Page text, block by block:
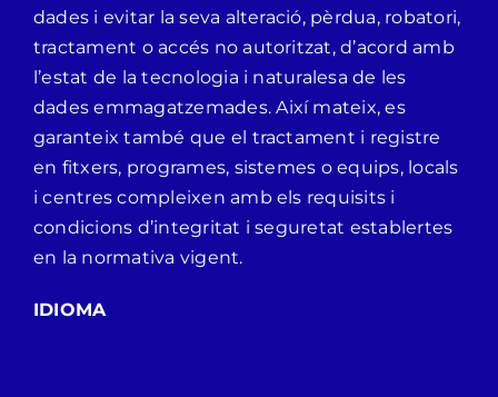
dades i evitar la seva alteració, pèrdua, robatori,
tractament o accés no autoritzat, d’acord amb
l’estat de la tecnologia i naturalesa de les
dades emmagatzemades. Així mateix, es
garanteix també que el tractament i registre
en fitxers, programes, sistemes o equips, locals
i centres compleixen amb els requisits i
condicions d’integritat i seguretat establertes
en la normativa vigent.
IDIOMA